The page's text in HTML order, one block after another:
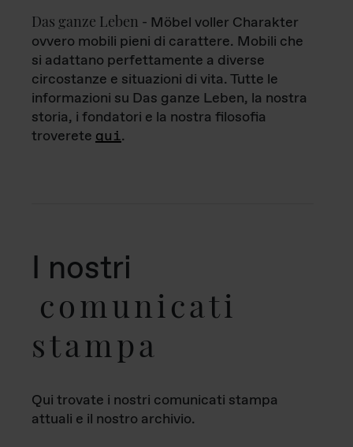
Das ganze Leben - Möbel voller Charakter
ovvero mobili pieni di carattere. Mobili che
si adattano perfettamente a diverse
circostanze e situazioni di vita. Tutte le
informazioni su Das ganze Leben, la nostra
storia, i fondatori e la nostra filosofia
troverete qui.
I nostri
comunicati
stampa
Qui trovate i nostri comunicati stampa
attuali e il nostro archivio.